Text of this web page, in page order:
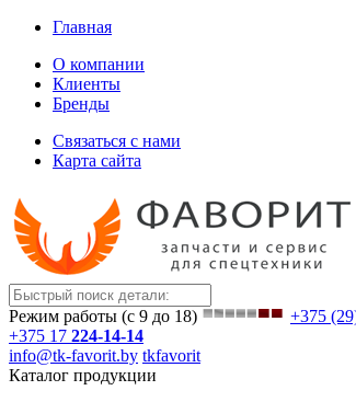
Главная
О компании
Клиенты
Бренды
Связаться с нами
Карта сайта
Режим работы (с 9 до 18) +375
+375 17 224-14-14
info@tk-favorit.by tkfavorit
Каталог продукции